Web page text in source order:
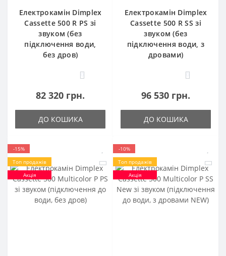
Електрокамін Dimplex
Cassette 500 R PS зі
звуком (без
підключення води,
без дров)
0
82 320 грн.
ДО КОШИКА
Електрокамін Dimplex
Cassette 500 R SS зі
звуком (без
підключення води, з
дровами)
0
96 530 грн.
ДО КОШИКА
-15%
Топ продажів
Акція
-10%
Топ продажів
Акція